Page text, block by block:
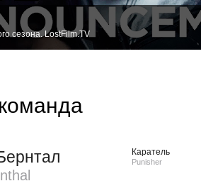
сезона. LostFilm.TV
Каратель
Punisher